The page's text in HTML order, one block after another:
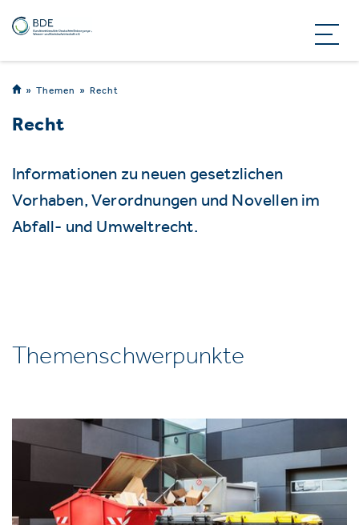
Themen Recht
Recht
Informationen zu neuen gesetzlichen
Vorhaben, Verordnungen und Novellen im
Abfall- und Umweltrecht.
Themenschwerpunkte